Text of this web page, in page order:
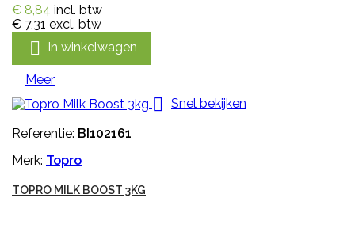
€ 8,84 incl. btw
€ 7,31 excl. btw
 In winkelwagen
Meer
 Snel bekijken
Referentie: BI102161
Merk: Topro
TOPRO MILK BOOST 3KG